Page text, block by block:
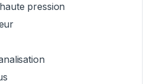
pression